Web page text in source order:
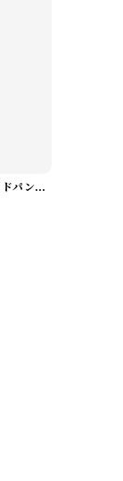
テーラードジャケット＆ワイドパンツスーツwithスカーフ A0987